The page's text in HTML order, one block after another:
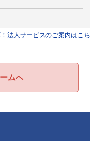
法人サービスのご案内はこち
ムへ